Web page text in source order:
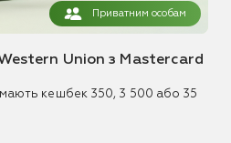
Приватним особам
Union з Mastercard
кешбек 350, 3 500 або 35